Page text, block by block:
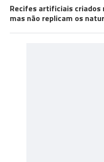
Recifes artificiais criados
mas não replicam os